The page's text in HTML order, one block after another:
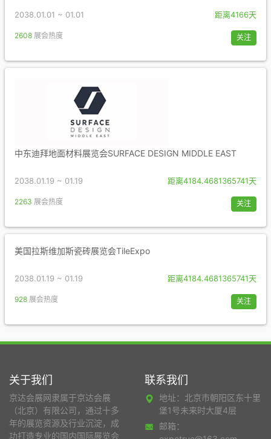
2038.01.01 ~ 01.01 距离4166天
2608 展会热度 关注
中东迪拜地面材料展览会SURFACE DESIGN MIDDLE EAST
2038.01.19 ~ 01.19 距离4184.4681365741天
2263 展会热度 关注
美国拉斯维加斯瓷砖展览会TileExpo
2038.01.19 ~ 01.19 距离4184.4681365741天
928 展会热度 关注
关于我们
京达会展网隶属于京达会展
（北京）有限公司，通过十多
年的展览资源及行业沉淀，成
功打造专业的国内国际展览会
联系我们
地址：北京市朝阳区东十里
堡1号未来时大厦4层
邮箱：